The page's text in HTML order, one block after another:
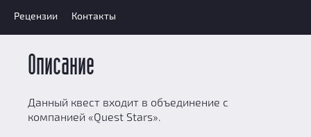
Рецензии Контакты
Описание
Данный квест входит в объединение с
компанией «Quest Stars».